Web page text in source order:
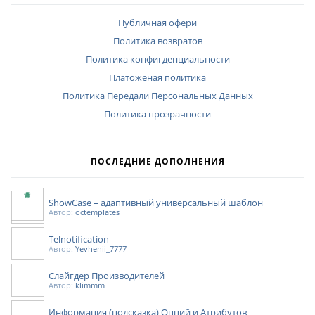
Публичная офери
Политика возвратов
Политика конфигденциальности
Платоженая политика
Политика Передали Персональных Данных
Политика прозрачности
ПОСЛЕДНИЕ ДОПОЛНЕНИЯ
ShowCase – адаптивный универсальный шаблон
Автор: octemplates
Telnotification
Автор: Yevhenii_7777
Слайгдер Производителей
Автор: klimmm
Информация (подсказка) Опций и Атрибутов